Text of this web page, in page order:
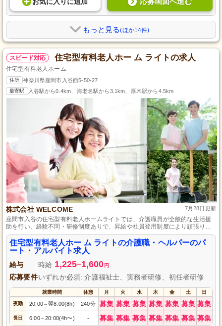
お気に入り に追加
もっと見る(ほか14件)
スピード対応 住宅型有料老人ホー ム ライトの求人
住宅型有料老人ホーム
住所 神奈川県座間市入谷西5-50-27
最寄駅 入谷駅から0.4km、海老名駅から3.1km、厚木駅から4.5km
株式会社 WELCOME 7月28日更新
座間市入谷の住宅型有料老人ホームライトでは、介護職員が全般的な生活援
助を行い、経験不問・研修制度ありで、昇給や社員登用制度により頑張りが
評価されます。
住宅型有料老人ホー ム ライトの介護職・ヘルパーのパ
ート・アルバイト求人
給与 時給 1,225~1,600 円
応募要件いずれか必須: 介護福祉士、実務者研修、初任者研修
就業時間 休憩 月 火 水 木 金 土 日
夜勤 20:00～翌8:00(8h) 240分 募集 募集 募集 募集 募集 募集 募集
長日 6:00～20:00(4h〜) - 募集 募集 募集 募集 募集 募集 募集